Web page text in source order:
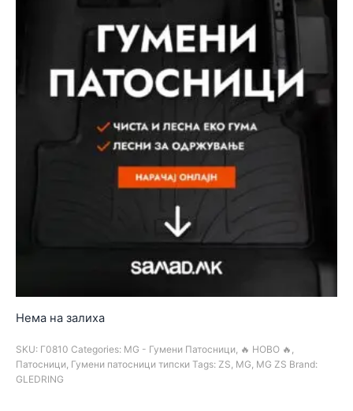
Нема на залиха
SKU: Г0810 Categories: MG - Гумени Патосници, 🔥 НОВО 🔥 ,
Патосници, Гумени патосници типски Tags: ZS, MG, MG ZS Brand:
GLEDRING